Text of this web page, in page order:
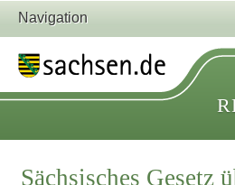
Navigation
Sächsisches Gesetz